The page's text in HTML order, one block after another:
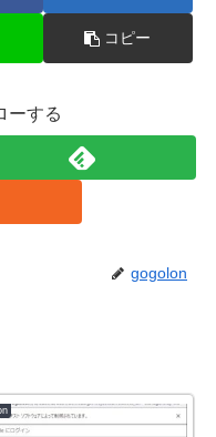
コピー
ーする
gogolon